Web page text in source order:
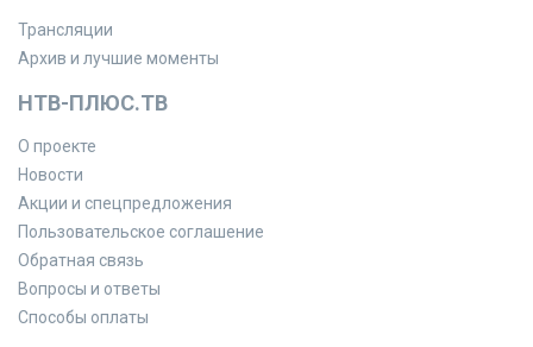
Трансляции
Архив и лучшие моменты
НТВ-ПЛЮС.ТВ
О проекте
Новости
Акции и спецпредложения
Пользовательское соглашение
Обратная связь
Вопросы и ответы
Способы оплаты